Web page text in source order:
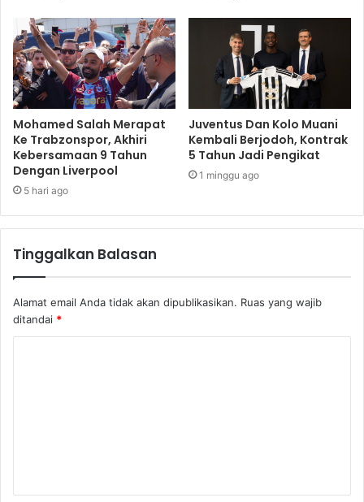
Mohamed Salah Merapat
Ke Trabzonspor, Akhiri
Kebersamaan 9 Tahun
Dengan Liverpool
5 hari ago
Juventus Dan Kolo Muani
Kembali Berjodoh, Kontrak
5 Tahun Jadi Pengikat
1 minggu ago
Tinggalkan Balasan
Alamat email Anda tidak akan dipublikasikan. Ruas yang wajib
ditandai *